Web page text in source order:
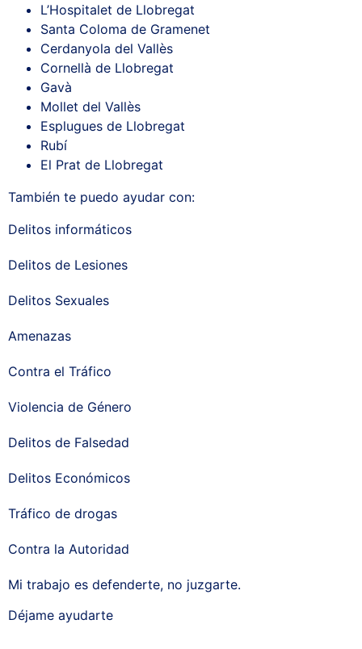
L’Hospitalet de Llobregat
Santa Coloma de Gramenet
Cerdanyola del Vallès
Cornellà de Llobregat
Gavà
Mollet del Vallès
Esplugues de Llobregat
Rubí
El Prat de Llobregat
También te puedo ayudar con:
Delitos informáticos
Delitos de Lesiones
Delitos Sexuales
Amenazas
Contra el Tráfico
Violencia de Género
Delitos de Falsedad
Delitos Económicos
Tráfico de drogas
Contra la Autoridad
Mi trabajo es defenderte, no juzgarte.
Déjame ayudarte